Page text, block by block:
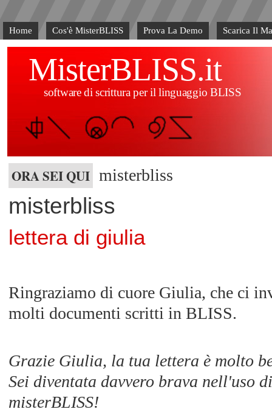
Home Cos'è MisterBLISS Prova La Demo Scarica Il
MisterBLISS.it
software di scrittura per il linguaggio BLISS
ORA SEI QUI misterbliss
misterbliss
lettera di giulia
Ringraziamo di cuore Giulia, che ci
molti documenti scritti in BLISS.
Grazie Giulia, la tua lettera è molto
Sei diventata davvero brava nell'uso di
misterBLISS!